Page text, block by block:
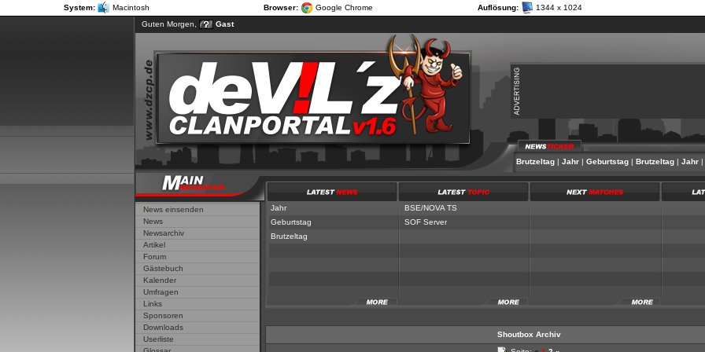
System: Macintosh Browser: Google Chrome Auflösung: 1344 x 1024
Guten Morgen,
Gast
Jahr|Geburtstag Brutzeltag|Jahr|Geburtstag|Brutzeltag|Jahr|
News einsenden
News
Newsarchiv
Artikel
Forum
Gästebuch
Kalender
Umfragen
Links
Sponsoren
Downloads
Userliste
Jahr
Geburtstag
Brutzeltag
BSE/NOVA TS
SOF Server
Shoutbox Archiv